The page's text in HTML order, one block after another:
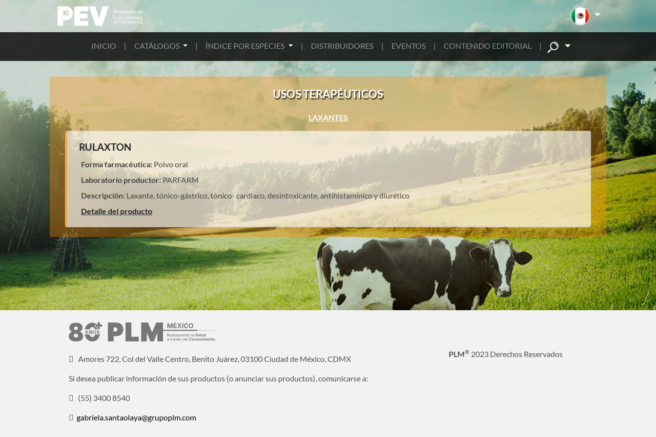
INICIO | CATÁLOGOS | ÍNDICE POR ESPECIES | DISTRIBUIDORES | EVENTOS | CONTENIDO EDITORIAL |
USOS TERAPÉUTICOS
LAXANTES
RULAXTON
Forma farmacéutica: Polvo oral
Laboratorio productor: PARFARM
Descripción: Laxante, tónico-gástrico, tónico- cardiaco, desintoxicante, antihistamínico y diurético
Detalle del producto
Amores 722, Col del Valle Centro, Benito Juárez, 03100 Ciudad de México, CDMX
Sí desea publicar información de sus productos (o anunciar sus productos), comunicarse a:
(55) 3400 8540
gabriela.santaolaya@grupoplm.com
PLM® 2023 Derechos Reservados